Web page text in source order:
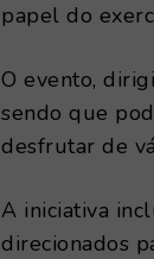
papel do
O evento,
sendo que
desfrutar de
A iniciativa
direcionados